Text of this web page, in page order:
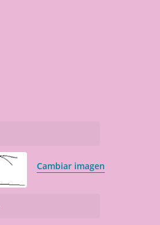
Cambiar imagen